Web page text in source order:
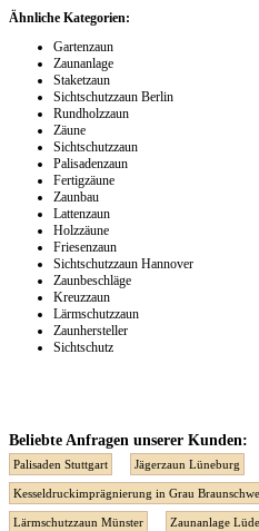
Ähnliche Kategorien:
Gartenzaun
Zaunanlage
Staketzaun
Sichtschutzzaun Berlin
Rundholzzaun
Zäune
Sichtschutzzaun
Palisadenzaun
Fertigzäune
Zaunbau
Lattenzaun
Holzzäune
Friesenzaun
Sichtschutzzaun Hannover
Zaunbeschläge
Kreuzzaun
Lärmschutzzaun
Zaunhersteller
Sichtschutz
Beliebte Anfragen unserer Kunden:
Palisaden Stuttgart Jägerzaun Lüneburg
Kesseldruckimprägnierung in Grau
Lärmschutzzaun Münster Zaunanlage